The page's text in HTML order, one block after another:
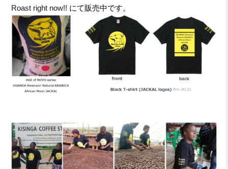
Roast right now!! にて販売中です。